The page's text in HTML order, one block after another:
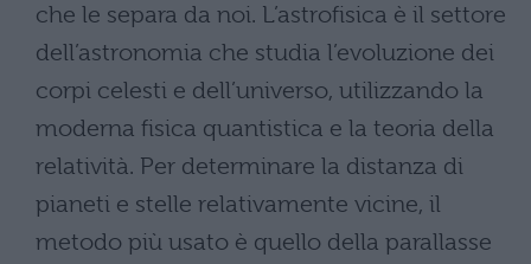
che le separa da noi. L’astrofisica è il settore
dell’astronomia che studia l’evoluzione dei
corpi celesti e dell’universo, utilizzando la
moderna fisica quantistica e la teoria della
relatività. Per determinare la distanza di
pianeti e stelle relativamente vicine, il
metodo più usato è quello della parallasse